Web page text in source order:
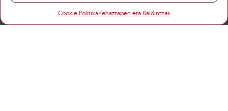
Cookie PolitikaZehaztapen eta Baldintzak